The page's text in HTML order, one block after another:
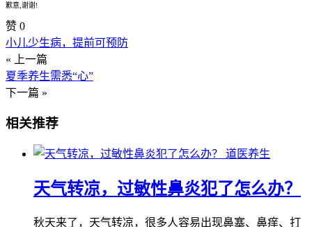
歉意,谢谢!
赞 0
小儿少生病，提前可预防
« 上一篇
夏季养生需悉“心”
下一篇 »
相关推荐
道医养生
天气转凉，过敏性鼻炎犯了怎么办？
秋天来了，天气转凉，很多人容易出现鼻塞、鼻痒、打